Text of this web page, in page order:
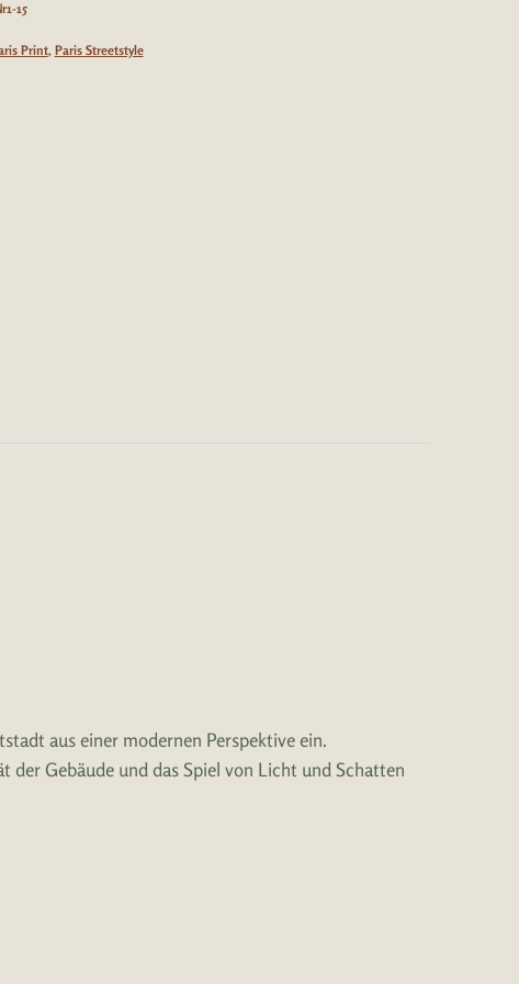
15
Print, Paris Streetstyle
aus einer modernen Perspektive ein.
der Gebäude und das Spiel von Licht und Schatten